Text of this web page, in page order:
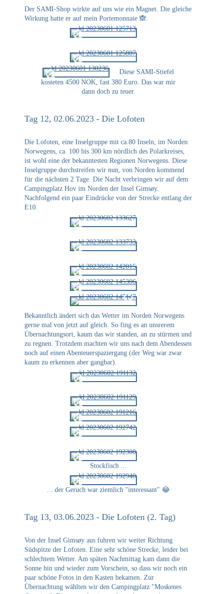
Der SAMI-Shop wirkte auf uns wie ein Magnet. Die gleiche
Wirkung hatte er auf mein Portemonnaie 🙈.
Diese SAMI-Stiefel
kosteten 4500 NOK, fast 380 Euro. Das war mir
dann doch zu teuer.
Tag 12, 02.06.2023 - Die Lofoten
Die Lofoten, eine Inselgruppe mit ca.80 Inseln, im Norden
Norwegens, ca. 100 bis 300 km nördlich des Polarkreises,
ist wohl eine der bekanntesten Regionen Norwegens. Diese
Inselgruppe durchstreifen wir nun, von Norden kommend
für die nächsten 2 Tage. Die Nacht verbringen wir auf dem
Campingplatz Hov im Norden der Insel Gimsøy.
Nachfolgend ein paar Eindrücke von der Strecke entlang der
E10.
Bekanntlich ändert sich das Wetter im Norden Norwegens
gerne mal von jetzt auf gleich. So fing es an unsrerem
Übernachtungsort, kaum das wir standen, an zu stürmen und
zu regnen. Trotzdem machten wir uns nach dem Abendessen
noch auf einen Abenteuerspaziergang (der Weg war zwar
kaum zu erkennen aber gangbar).
Stockfisch ...
... der Geruch war ziemlich "interessant" 😂
Tag 13, 03.06.2023 - Die Lofoten (2. Tag)
Von der Insel Gimsøy aus fuhren wir weiter Richtung
Südspitze der Lofoten. Eine sehr schöne Strecke, leider bei
schlechtem Wetter. Am späten Nachmittag kam dann die
Sonne hin und wieder zum Vorschein, so dass wir noch ein
paar schöne Fotos in den Kasten bekamen. Zur
Übernachtung wählten wir den Campingplatz "Moskenes